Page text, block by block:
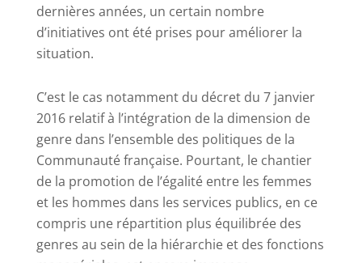
dernières années, un certain nombre
d’initiatives ont été prises pour améliorer la
situation.
C’est le cas notamment du décret du 7 janvier
2016 relatif à l’intégration de la dimension de
genre dans l’ensemble des politiques de la
Communauté française. Pourtant, le chantier
de la promotion de l’égalité entre les femmes
et les hommes dans les services publics, en ce
compris une répartition plus équilibrée des
genres au sein de la hiérarchie et des fonctions